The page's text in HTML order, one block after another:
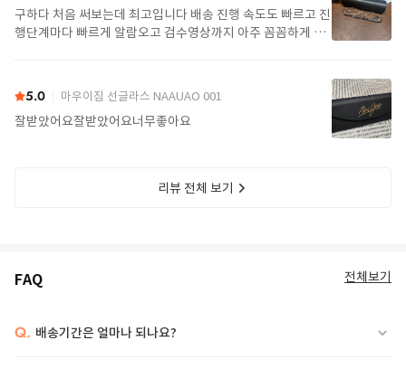
구하다 처음 써보는데 최고입니다 배송 진행 속도도 빠르고 진
행단계마다 빠르게 알람오고 검수영상까지 아주 꼼꼼하게 찍
5.0 마우이짐 선글라스 NAAUAO 001
잘받았어요잘받았어요너무좋아요
리뷰 전체 보기
FAQ 전체보기
Q. 배송기간은 얼마나 되나요?